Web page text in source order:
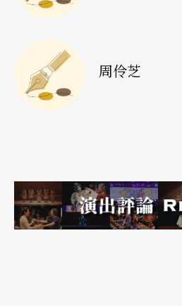
我也有捡到漂亮的石头。
芝：第二天去的七七高地位在
就可感受到阿道为大家提供
结构。
周伶芝